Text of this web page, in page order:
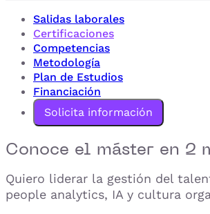
Salidas laborales
Certificaciones
Competencias
Metodología
Plan de Estudios
Financiación
Solicita información
Conoce el máster en 2
Quiero liderar la gestión del
people analytics, IA y cultura